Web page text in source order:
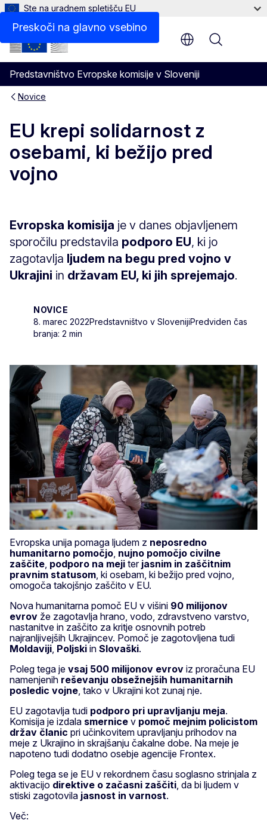
Preskoči na glavno vsebino
Ste na uradnem spletišču EU
Predstavništvo Evropske komisije v Sloveniji
Menu
Novice
EU krepi solidarnost z
osebami, ki bežijo pred
vojno
Evropska komisija je v danes objavljenem
sporočilu predstavila podporo EU, ki jo
zagotavlja ljudem na begu pred vojno v
Ukrajini in državam EU, ki jih sprejemajo.
NOVICE
8. marec 2022Predstavništvo v SlovenijiPredviden čas
branja: 2 min
Evropska unija pomaga ljudem z neposredno
humanitarno pomočjo, nujno pomočjo civilne
zaščite, podporo na meji ter jasnim in zaščitnim
pravnim statusom, ki osebam, ki bežijo pred vojno,
omogoča takojšnjo zaščito v EU.
Nova humanitarna pomoč EU v višini 90 milijonov
evrov že zagotavlja hrano, vodo, zdravstveno varstvo,
nastanitve in zaščito za kritje osnovnih potreb
najranljivejših Ukrajincev. Pomoč je zagotovljena tudi
Moldaviji, Poljski in Slovaški.
Poleg tega je vsaj 500 milijonov evrov iz proračuna EU
namenjenih reševanju obsežnejših humanitarnih
posledic vojne, tako v Ukrajini kot zunaj nje.
EU zagotavlja tudi podporo pri upravljanju meja.
Komisija je izdala smernice v pomoč mejnim policistom
držav članic pri učinkovitem upravljanju prihodov na
meje z Ukrajino in skrajšanju čakalne dobe. Na meje je
napoteno tudi dodatno osebje agencije Frontex.
Poleg tega se je EU v rekordnem času soglasno strinjala z
aktivacijo direktive o začasni zaščiti, da bi ljudem v
stiski zagotovila jasnost in varnost.
Več: